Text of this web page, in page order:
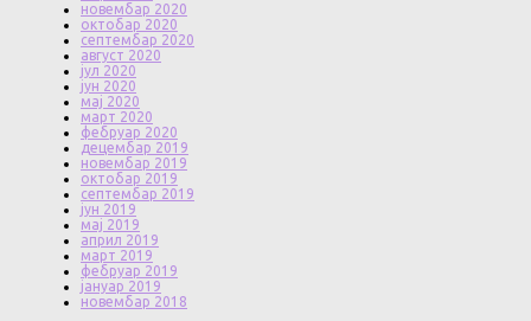
новембар 2020
октобар 2020
септембар 2020
август 2020
јул 2020
јун 2020
мај 2020
март 2020
фебруар 2020
децембар 2019
новембар 2019
октобар 2019
септембар 2019
јун 2019
мај 2019
април 2019
март 2019
фебруар 2019
јануар 2019
новембар 2018